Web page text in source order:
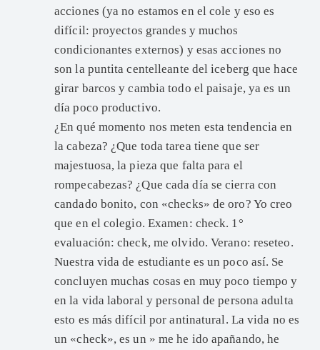
acciones (ya no estamos en el cole y eso es
difícil: proyectos grandes y muchos
condicionantes externos) y esas acciones no
son la puntita centelleante del iceberg que hace
girar barcos y cambia todo el paisaje, ya es un
día poco productivo.
¿En qué momento nos meten esta tendencia en
la cabeza? ¿Que toda tarea tiene que ser
majestuosa, la pieza que falta para el
rompecabezas? ¿Que cada día se cierra con
candado bonito, con «checks» de oro? Yo creo
que en el colegio. Examen: check. 1°
evaluación: check, me olvido. Verano: reseteo.
Nuestra vida de estudiante es un poco así. Se
concluyen muchas cosas en muy poco tiempo y
en la vida laboral y personal de persona adulta
esto es más difícil por antinatural. La vida no es
un «check», es un » me he ido apañando, he